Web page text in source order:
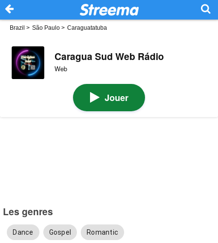
Brazil > São Paulo > Caraguatatuba
Caragua Sud Web Rádio
Web
Jouer
Les genres
Dance Gospel Romantic